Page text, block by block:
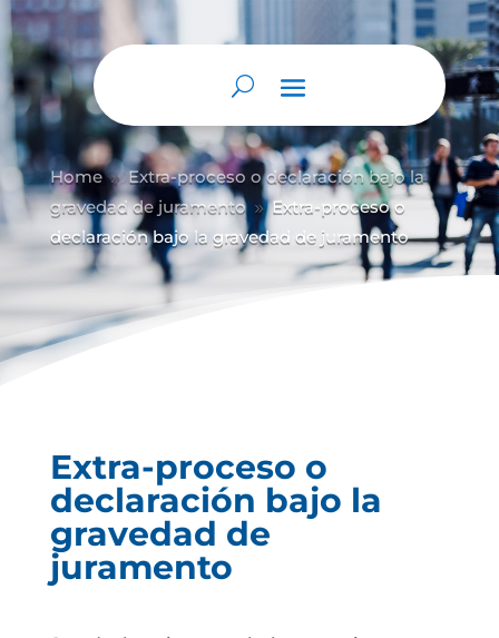
Home 9 Extra-proceso o declaración bajo la
gravedad de juramento 9 Extra-proceso o
declaración bajo la gravedad de juramento
Extra-proceso o
declaración bajo la
gravedad de
juramento